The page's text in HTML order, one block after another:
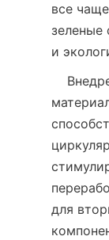
все
зеленые
для